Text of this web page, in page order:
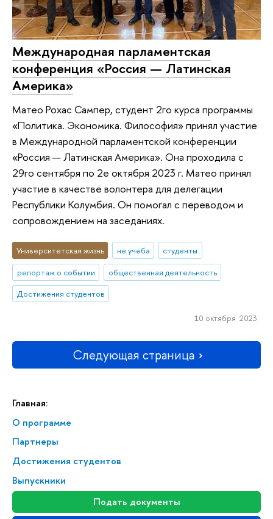
Главная:
О программе
Партнеры
Достижения студентов
Выпускники
Подать документы
Международная парламентская
конференция «Россия — Латинская
Америка»
Матео Рохас Сампер, студент 2го курса программы
«Политика. Экономика. Философия» принял участие
в Международной парламентской конференции
«Россия — Латинская Америка». Она проходила с
29го сентября по 2е октября 2023 г. Матео принял
участие в качестве волонтера для делегации
Республики Колумбия. Он помогал с переводом и
сопровождением на заседаниях.
Университетская жизнь не учеба
студенты
репортаж о событии
общественная деятельность
Достижения студентов
10 октября 2023
Следующая страница